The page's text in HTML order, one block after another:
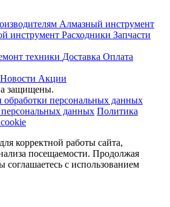
Алмазный инструмент
инструмент Расходники Запчасти
техники Доставка Оплата
Новости Акции
защищены.
персональных данных
персональных данных Политика
корректной работы сайта,
посещаемости. Продолжая
соглашаетесь с использованием